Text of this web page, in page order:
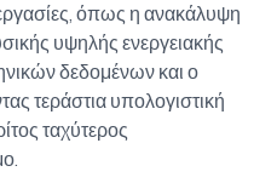
όπως η ανακάλυψη
υψηλής ενεργειακής
δεδομένων και ο
τεράστια υπολογιστική
ταχύτερος